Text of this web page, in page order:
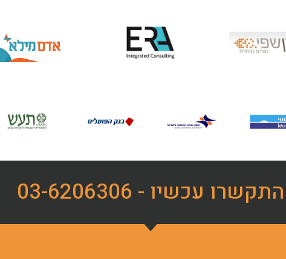
התקשרו עכשיו - 03-6206306